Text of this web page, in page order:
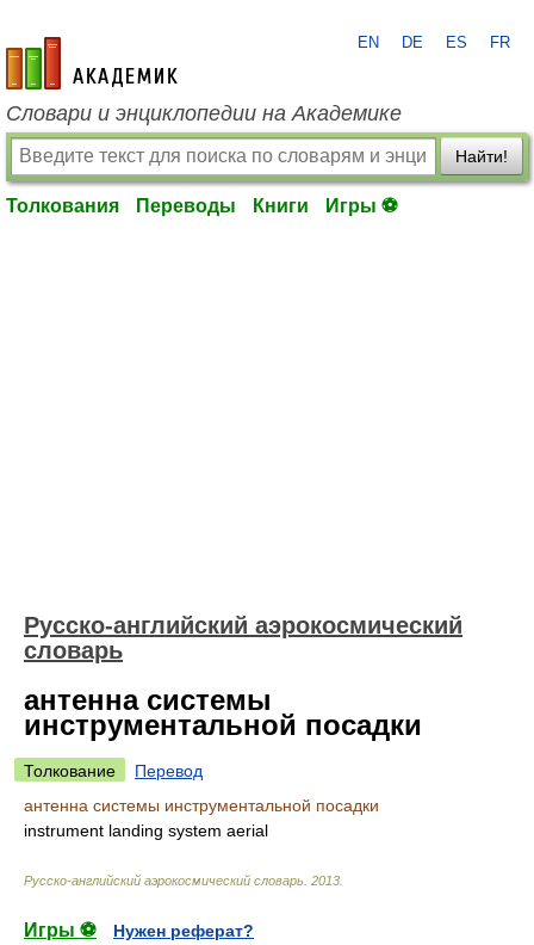
academic.ru
EN DE ES FR
Словари и энциклопедии на Академике
Найти!
Толкования Переводы Книги Игры ⚽
Русско-английский аэрокосмический
словарь
антенна системы
инструментальной посадки
Толкование
Перевод
антенна системы инструментальной посадки
instrument landing system aerial
Русско-английский аэрокосмический словарь 2013
Игры ⚽
Нужен реферат?